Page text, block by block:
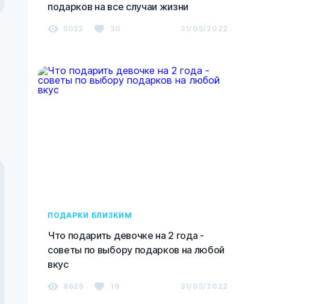
подарков на все случаи жизни
5032 30 31/05/2022
ПОДАРКИ БЛИЗКИМ
Что подарить девочке на 2 года -
советы по выбору подарков на любой
вкус
8625 19 31/05/2022